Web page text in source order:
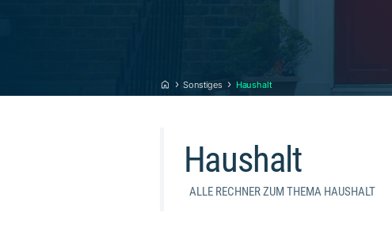
Sonstiges Haushalt
Haushalt
ALLE RECHNER ZUM THEMA HAUSHALT